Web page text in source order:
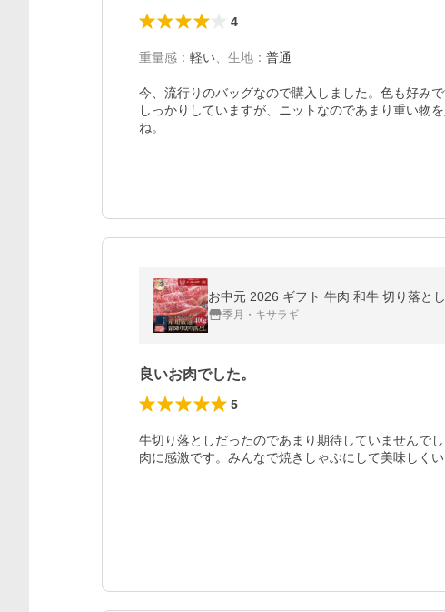
4
重量感 ： 軽い 生地 ： 普通
今、流行りのバッグなので購入しました。色も好み
しっかりしていますが、ニットなのであまり重い物
ね。
お中元 2026 ギフト 牛肉 和牛 切り落と
季月・キサラギ
良いお肉でした。
5
牛切り落としだったのであまり期待していませんで
肉に感激です。みんなで焼きしゃぶにして美味しく